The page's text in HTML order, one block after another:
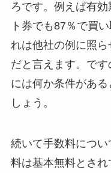
ろです。例えば有
ト券でも87％で買
れは他社の例に照
だと言えます。で
には何か条件があ
しょう。
続いて手数料につ
料は基本無料とさ